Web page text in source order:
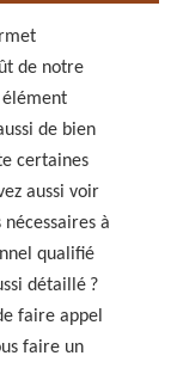
de notre
élément
de bien
certaines
aussi voir
à
qualifié
détaillé ?
faire appel
faire un